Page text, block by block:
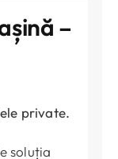
–
private.
soluția